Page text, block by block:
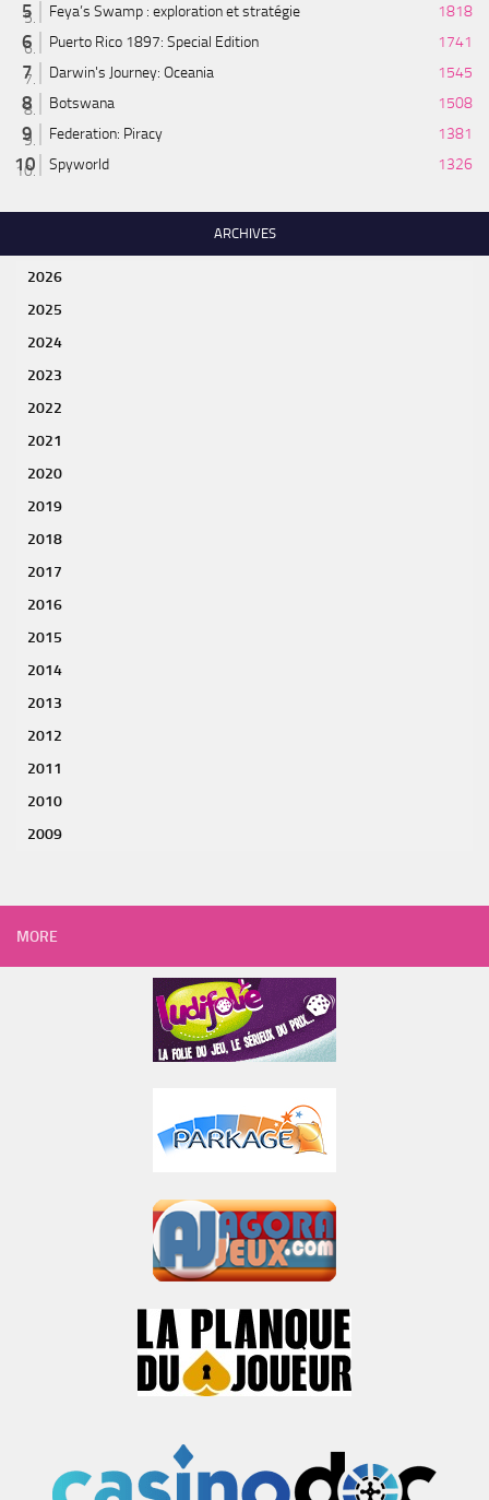
Feya’s Swamp : exploration et stratégie
1818
Puerto Rico 1897: Special Edition
1741
Darwin's Journey: Oceania
1545
Botswana
1508
Federation: Piracy
1381
Spyworld
1326
ARCHIVES
2026
2025
2024
2023
2022
2021
2020
2019
2018
2017
2016
2015
2014
2013
2012
2011
2010
2009
MORE